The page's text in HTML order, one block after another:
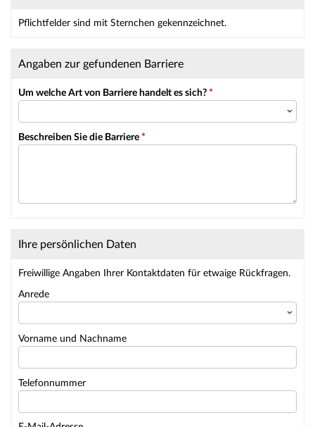
Pflichtfelder sind mit Sternchen gekennzeichnet.
Angaben zur gefundenen Barriere
Um welche Art von Barriere handelt es sich? *
Beschreiben Sie die Barriere *
Ihre persönlichen Daten
Freiwillige Angaben Ihrer Kontaktdaten für etwaige Rückfragen.
Anrede
Vorname und Nachname
Telefonnummer